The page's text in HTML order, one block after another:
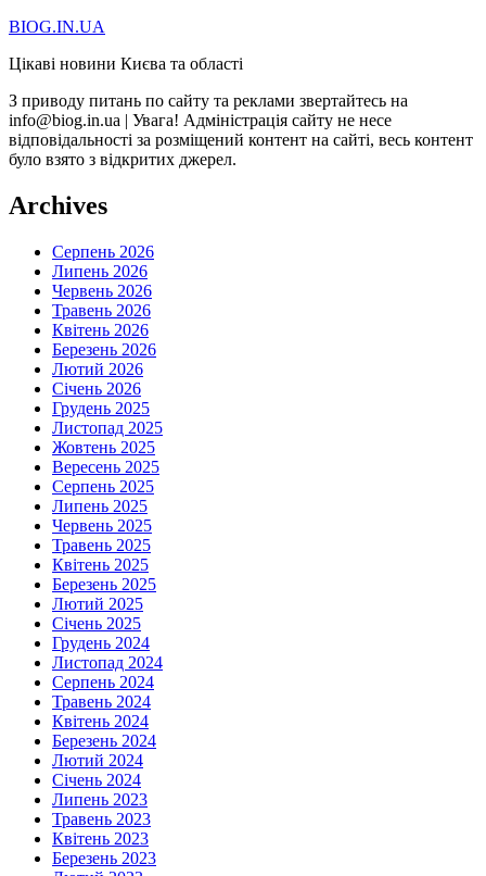
BIOG.IN.UA
Цікаві новини Києва та області
З приводу питань по сайту та реклами звертайтесь на
info@biog.in.ua | Увага! Адміністрація сайту не несе
відповідальності за розміщений контент на сайті, весь контент
було взято з відкритих джерел.
Archives
Серпень 2026
Липень 2026
Червень 2026
Травень 2026
Квітень 2026
Березень 2026
Лютий 2026
Січень 2026
Грудень 2025
Листопад 2025
Жовтень 2025
Вересень 2025
Серпень 2025
Липень 2025
Червень 2025
Травень 2025
Квітень 2025
Березень 2025
Лютий 2025
Січень 2025
Грудень 2024
Листопад 2024
Серпень 2024
Травень 2024
Квітень 2024
Березень 2024
Лютий 2024
Січень 2024
Липень 2023
Травень 2023
Квітень 2023
Березень 2023